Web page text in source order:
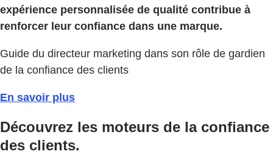
expérience personnalisée de qualité contribue à
renforcer leur confiance dans une marque.
Guide du directeur marketing dans son rôle de gardien
de la confiance des clients
En savoir plus
Découvrez les moteurs de la confiance
des clients.